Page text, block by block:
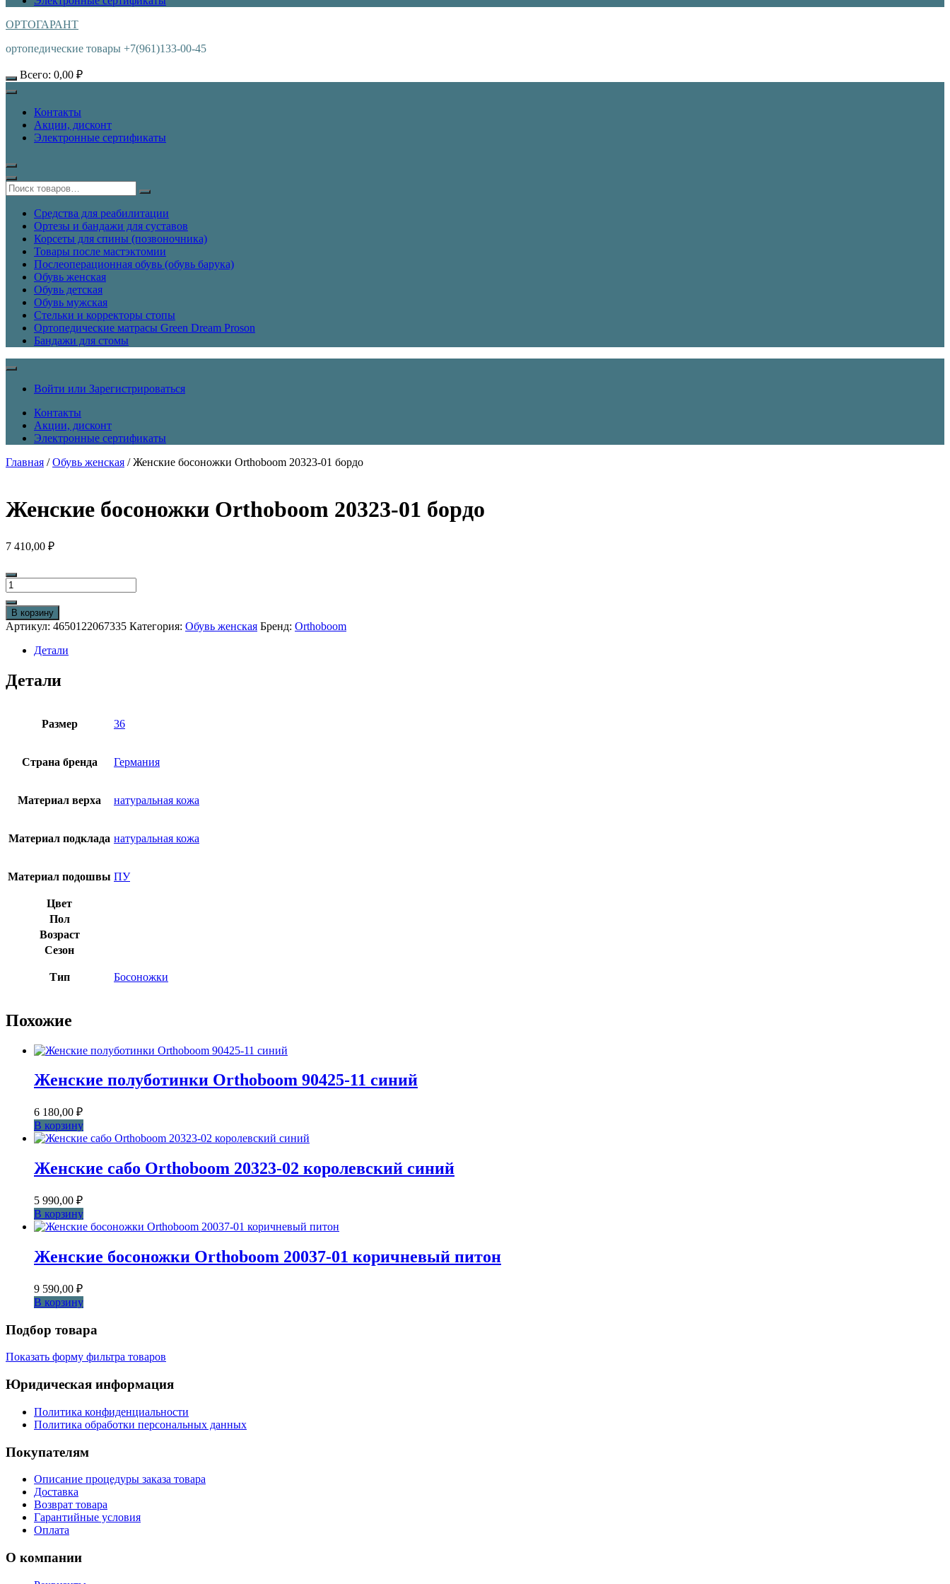
ОРТОГАРАНТ
ортопедические товары +7(961)133-00-45
Всего: 0,00 ₽
Контакты
Акции, дисконт
Электронные сертификаты
Средства для реабилитации
Ортезы и бандажи для суставов
Корсеты для спины (позвоночника)
Товары после мастэктомии
Послеоперационная обувь (обувь барука)
Обувь женская
Обувь детская
Обувь мужская
Стельки и корректоры стопы
Ортопедические матрасы Green Dream Proson
Бандажи для стомы
Войти или Зарегистрироваться
Контакты
Акции, дисконт
Электронные сертификаты
Главная /Обувь женская / Женские босоножки Orthoboom 20323-01 бордо
Женские босоножки Orthoboom 20323-01 бордо
7 410,00 ₽
Количество
товара
Женские
босоножки
Orthoboom
20323-
бордо
В корзину
Артикул: 4650122067335 Категория: Обувь женская Бренд: Orthoboom
Детали
Детали
Размер 36
Страна бренда Германия
Материал верха натуральная кожа
Материал подклада натуральная кожа
Материал подошвы ПУ
Цвет
Пол
Возраст
Сезон
Тип Босоножки
Похожие
Женские полуботинки Orthoboom 90425-11 синий
6 180,00 ₽
В корзину
Женские сабо Orthoboom 20323-02 королевский синий
5 990,00 ₽
В корзину
Женские босоножки Orthoboom 20037-01 коричневый питон
9 590,00 ₽
В корзину
Подбор товара
Показать форму фильтра товаров
Юридическая информация
Политика конфиденциальности
Политика обработки персональных данных
Покупателям
Описание процедуры заказа товара
Доставка
Возврат товара
Гарантийные условия
Оплата
О компании